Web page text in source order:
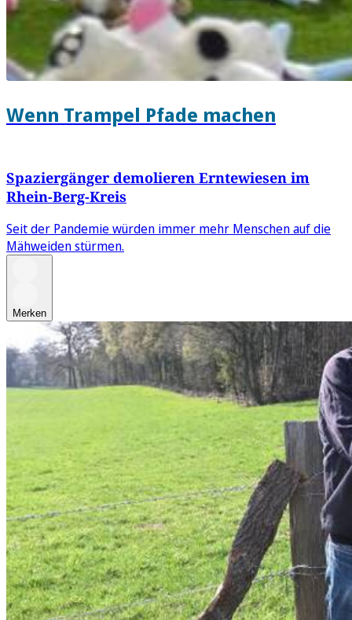
Wenn Trampel Pfade machen
Spaziergänger demolieren Erntewiesen im
Rhein-Berg-Kreis
Seit der Pandemie würden immer mehr Menschen auf die
Mähweiden stürmen.
Merken